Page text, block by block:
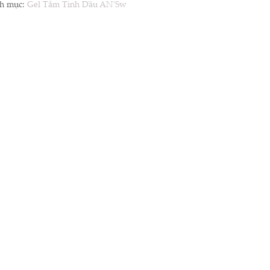
mục: Gel Tắm Tinh Dầu AN'Sw